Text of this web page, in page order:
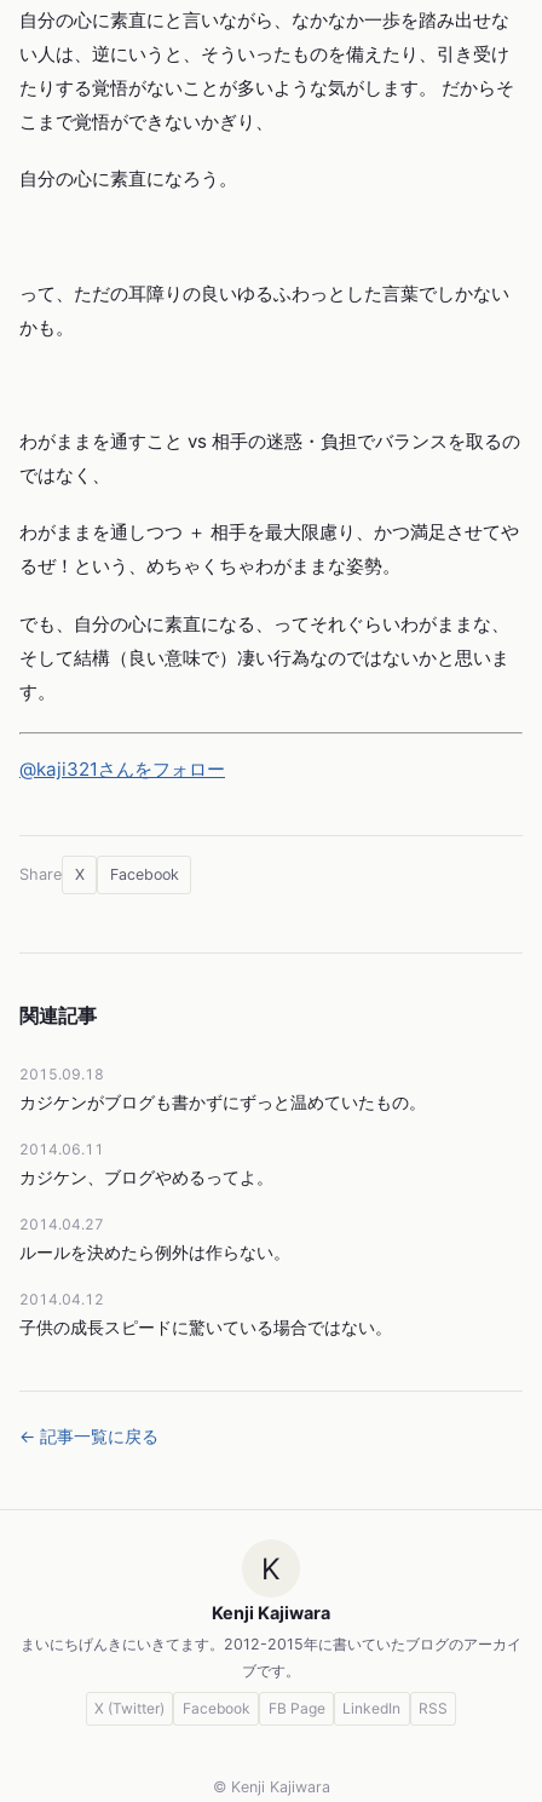
自分の心に素直にと言いながら、なかなか一歩を踏み出せな
い人は、逆にいうと、そういったものを備えたり、引き受け
たりする覚悟がないことが多いような気がします。 だからそ
こまで覚悟ができないかぎり、
自分の心に素直になろう。
って、ただの耳障りの良いゆるふわっとした言葉でしかない
かも。
わがままを通すこと vs 相手の迷惑・負担でバランスを取るの
ではなく、
わがままを通しつつ ＋ 相手を最大限慮り、かつ満足させてや
るぜ！という、めちゃくちゃわがままな姿勢。
でも、自分の心に素直になる、ってそれぐらいわがままな、
そして結構（良い意味で）凄い行為なのではないかと思いま
す。
@kaji321さんをフォロー
Share X Facebook
関連記事
2015.09.18
カジケンがブログも書かずにずっと温めていたもの。
2014.06.11
カジケン、ブログやめるってよ。
2014.04.27
ルールを決めたら例外は作らない。
2014.04.12
子供の成長スピードに驚いている場合ではない。
← 記事一覧に戻る
K
Kenji Kajiwara
まいにちげんきにいきてます。2012-2015年に書いていたブログのアーカイ
ブです。
X (Twitter) Facebook FB Page LinkedIn RSS
© Kenji Kajiwara